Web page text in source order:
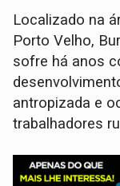
Localizado na
Porto Velho,
sofre há anos
antropizada e
trabalhadores